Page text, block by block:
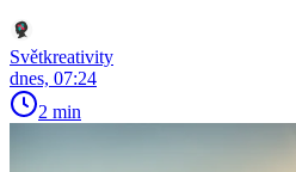
Světkreativity
dnes, 07:24
2 min